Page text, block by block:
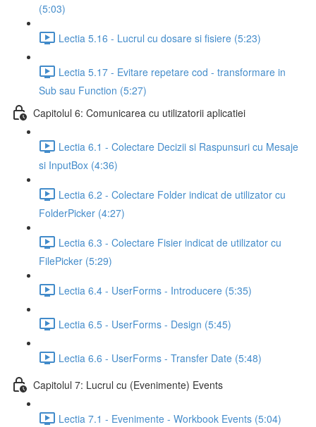
(5:03)
Lectia 5.16 - Lucrul cu dosare si fisiere (5:23)
Lectia 5.17 - Evitare repetare cod - transformare in
Sub sau Function (5:27)
Capitolul 6: Comunicarea cu utilizatorii aplicatiei
Lectia 6.1 - Colectare Decizii si Raspunsuri cu Mesaje
si InputBox (4:36)
Lectia 6.2 - Colectare Folder indicat de utilizator cu
FolderPicker (4:27)
Lectia 6.3 - Colectare Fisier indicat de utilizator cu
FilePicker (5:29)
Lectia 6.4 - UserForms - Introducere (5:35)
Lectia 6.5 - UserForms - Design (5:45)
Lectia 6.6 - UserForms - Transfer Date (5:48)
Capitolul 7: Lucrul cu (Evenimente) Events
Lectia 7.1 - Evenimente - Workbook Events (5:04)